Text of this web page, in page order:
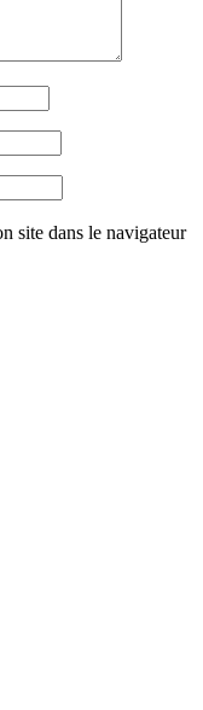
site dans le navigateur